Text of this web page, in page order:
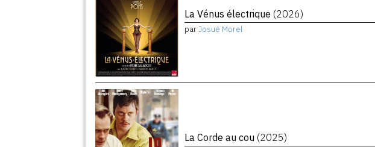
La Vénus électrique (2026)
parJosué Morel
La Corde au cou (2025)